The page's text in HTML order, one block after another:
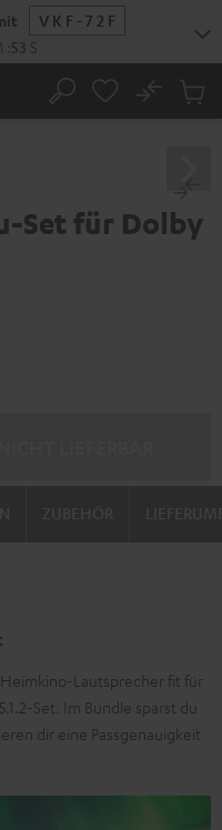
Suche
No
Set für Dolby
Lautsprecher fit für
Set. Im Bundle sparst du
dir eine Passgenauigkeit